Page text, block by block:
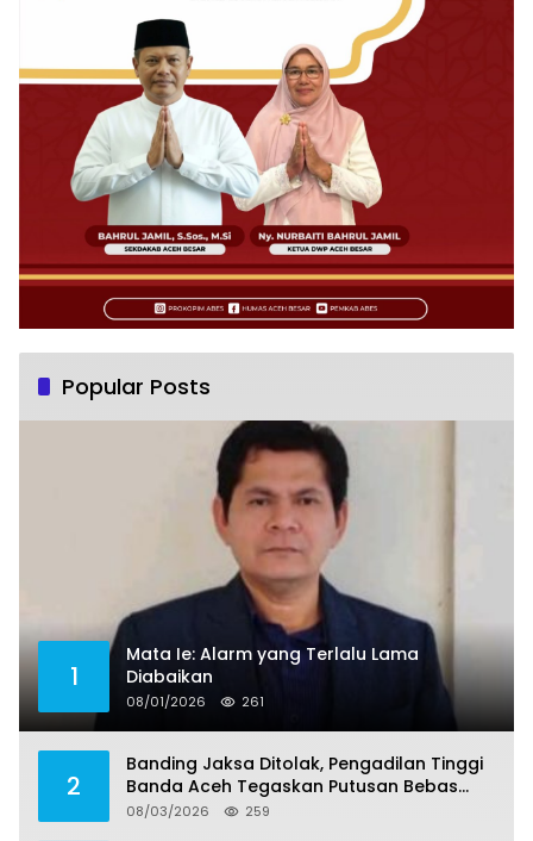
Popular Posts
1
Mata Ie: Alarm yang Terlalu Lama
Diabaikan
08/01/2026 261
2
Banding Jaksa Ditolak, Pengadilan Tinggi
Banda Aceh Tegaskan Putusan Bebas
Dua Terdakwa Korupsi Tak Bisa Diajukan
08/03/2026 259